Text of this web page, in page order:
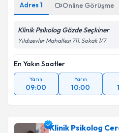
Adres 1 Online Görüşme
Klinik Psikolog Gözde Seçkiner
Yıldızevler Mahallesi 711. Sokak 1/7
En Yakın Saatler
Yarın
09:00
Yarın
10:00
Klinik Psikolog